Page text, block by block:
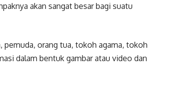
akan sangat besar bagi suatu
pemuda, orang tua, tokoh agama, tokoh
dalam bentuk gambar atau video dan